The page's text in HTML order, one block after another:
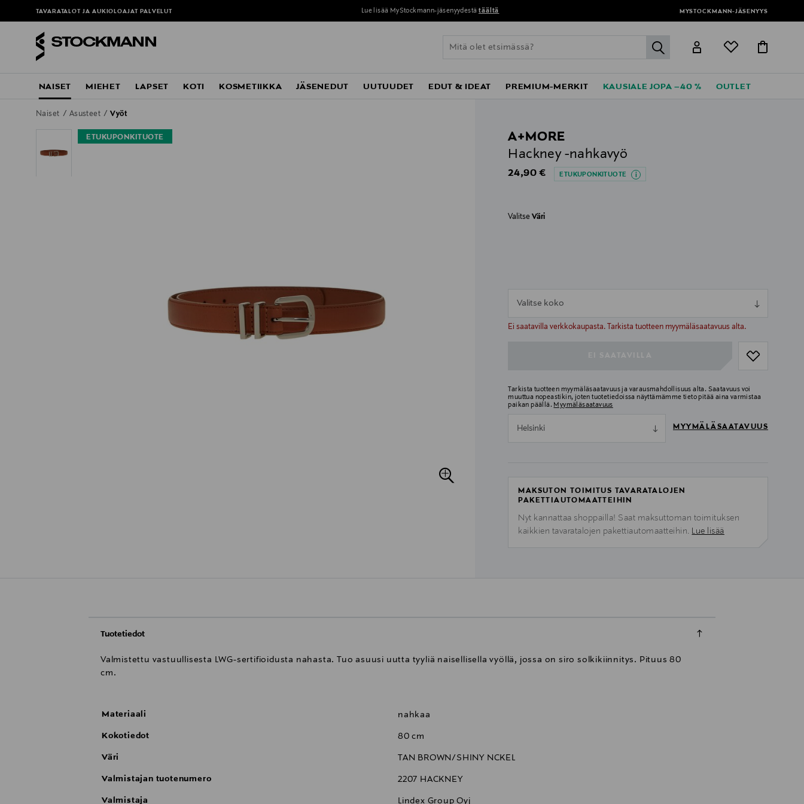
TAVARATALOT JA AUKIOLOAJAT PALVELUT Lue lisää MyStockmann-jäsenyydestä täältä MYSTOCKMANN-JÄSENYYS
label.header.go
NAISET MIEHET LAPSET KOTI KOSMETIIKKA JÄSENEDUT UUTUUDET EDUT & IDEAT PREMIUM-MERKIT KAUSIALE JOPA –40 % OUTLET
Naiset Asusteet Vyöt
ETUKUPONKITUOTE
A+MORE
Hackney -nahkavyö
Original Price
24,90 € ETUKUPONKITUOTE
ValitseVäri
Valitse koko
Ei saatavilla verkkokaupasta. Tarkista tuotteen myymäläsaatavuus alta.
null
Tarkista tuotteen myymäläsaatavuus ja varausmahdollisuus alta. Saatavuus voi
muuttua nopeastikin, joten tuotetiedoissa näyttämämme tieto pitää aina varmistaa
paikan päällä. Myymäläsaatavuus
Helsinki MYYMÄLÄSAATAVUUS
MAKSUTON TOIMITUS TAVARATALOJEN
PAKETTIAUTOMAATTEIHIN
Nyt kannattaa shoppailla! Saat maksuttoman toimituksen
kaikkien tavaratalojen pakettiautomaatteihin. Lue lisää
Tuotetiedot
Valmistettu vastuullisesta LWG-sertifioidusta nahasta. Tuo asuusi uutta tyyliä naisellisella vyöllä, jossa on siro solkikiinnitys. Pituus 80
cm.
Materiaali nahkaa
Kokotiedot 80 cm
Väri TAN BROWN/SHINY NCKEL
Valmistajan tuotenumero 2207 HACKNEY
Valmistaja Lindex Group Oyj